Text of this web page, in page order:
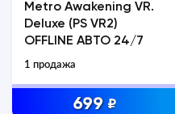
Metro Awakening VR.
Deluxe (PS VR2)
OFFLINE АВТО 24/7
1 продажа
699 ₽